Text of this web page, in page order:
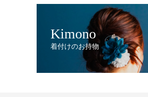
Kimono
着付けのお持物